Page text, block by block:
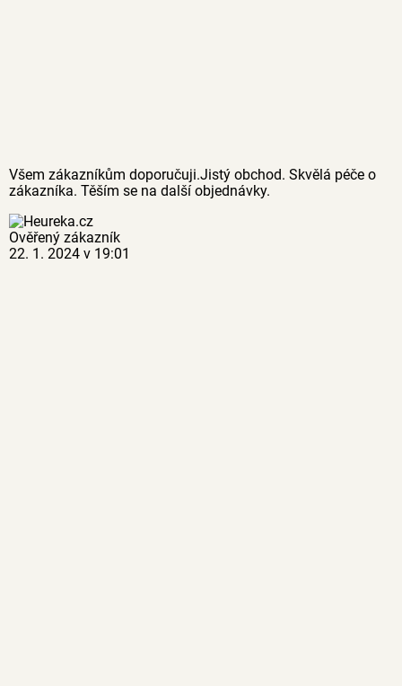
Všem zákazníkům doporučuji.Jistý obchod. Skvělá péče o
zákazníka. Těším se na další objednávky.
Ověřený zákazník
22. 1. 2024 v 19:01